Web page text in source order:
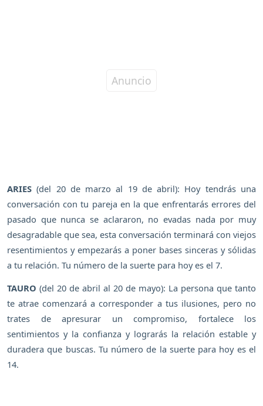
ARIES (del 20 de marzo al 19 de abril): Hoy tendrás una
conversación con tu pareja en la que enfrentarás errores del
pasado que nunca se aclararon, no evadas nada por muy
desagradable que sea, esta conversación terminará con viejos
resentimientos y empezarás a poner bases sinceras y sólidas
a tu relación. Tu número de la suerte para hoy es el 7.
TAURO (del 20 de abril al 20 de mayo): La persona que tanto
te atrae comenzará a corresponder a tus ilusiones, pero no
trates de apresurar un compromiso, fortalece los
sentimientos y la confianza y lograrás la relación estable y
duradera que buscas. Tu número de la suerte para hoy es el
14.